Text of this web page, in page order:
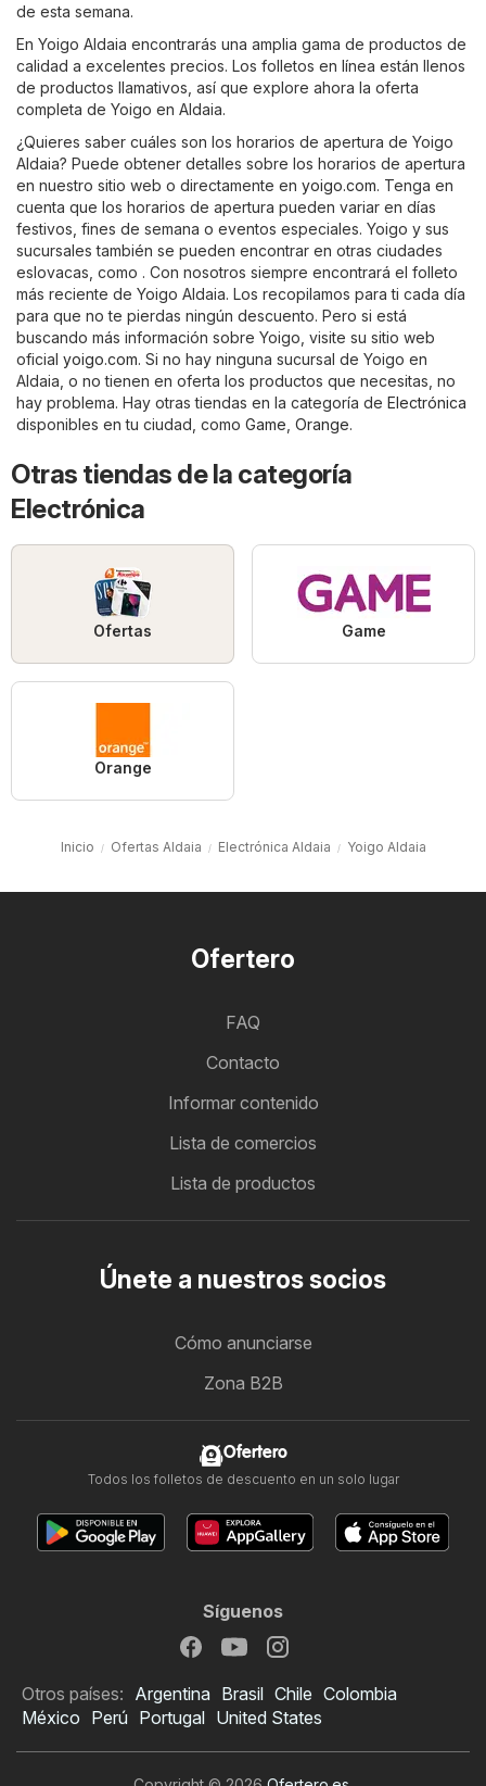
de esta semana.
En Yoigo Aldaia encontrarás una amplia gama de productos de
calidad a excelentes precios. Los folletos en línea están llenos
de productos llamativos, así que explore ahora la oferta
completa de Yoigo en Aldaia.
¿Quieres saber cuáles son los horarios de apertura de Yoigo
Aldaia? Puede obtener detalles sobre los horarios de apertura
en nuestro sitio web o directamente en yoigo.com. Tenga en
cuenta que los horarios de apertura pueden variar en días
festivos, fines de semana o eventos especiales. Yoigo y sus
sucursales también se pueden encontrar en otras ciudades
eslovacas, como . Con nosotros siempre encontrará el folleto
más reciente de Yoigo Aldaia. Los recopilamos para ti cada día
para que no te pierdas ningún descuento. Pero si está
buscando más información sobre Yoigo, visite su sitio web
oficial yoigo.com. Si no hay ninguna sucursal de Yoigo en
Aldaia, o no tienen en oferta los productos que necesitas, no
hay problema. Hay otras tiendas en la categoría de Electrónica
disponibles en tu ciudad, como Game Orange.
Otras tiendas de la categoría
Electrónica
Ofertas Game
Orange
Inicio Ofertas Aldaia Electrónica Aldaia Yoigo Aldaia
Ofertero
FAQ
Contacto
Informar contenido
Lista de comercios
Lista de productos
Únete a nuestros socios
Cómo anunciarse
Zona B2B
Ofertero
Todos los folletos de descuento en un solo lugar
Síguenos
Otros países: Argentina Brasil Chile Colombia
México Perú Portugal United States